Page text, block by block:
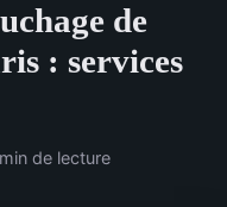
de
: services
de lecture